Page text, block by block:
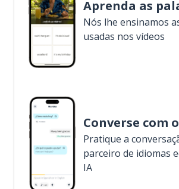
Aprenda as
Nós lhe ensinamos
usadas nos vídeos
Converse com
Pratique a
parceiro de idiomas
IA